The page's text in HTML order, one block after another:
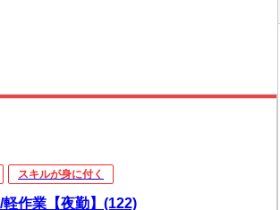
スキルが身に付く
作業【夜勤】(122)